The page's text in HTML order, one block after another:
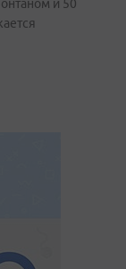
и 50